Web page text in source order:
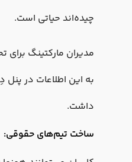
چیده‌اند حیاتی است.
مدیران مارکتینگ
به این اطلاعات در
داشت.
ساخت تیم‌های حقوقی: